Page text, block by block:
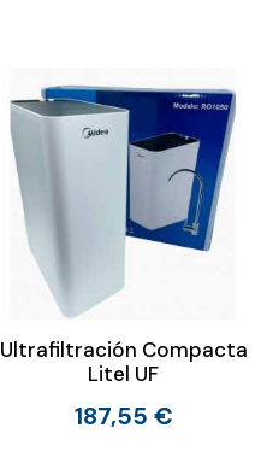
Ultrafiltración Compacta
Litel UF
187,55 €